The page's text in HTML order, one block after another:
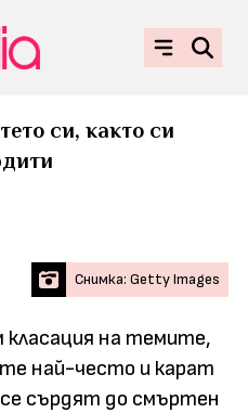
си, както си
Снимка: Getty Images
класация на темите,
най-често и карат
се сърдят до смъртен